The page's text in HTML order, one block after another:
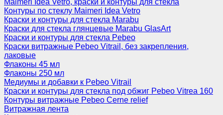
Maimeri Idea Vetro, краски и контуры для стекла
Контуры по стеклу Maimeri Idea Vetro
Краски и контуры для стекла Marabu
Краски для стекла глянцевые Marabu GlasArt
Краски и контуры для стекла Pebeo
Краски витражные Pebeo Vitrail, без закрепления,
лаковые
Флаконы 45 мл
Флаконы 250 мл
Медиумы и добавки к Pebeo Vitrail
Краски и контуры для стекла под обжиг Pebeo Vitrea 160
Контуры витражные Pebeo Cerne relief
Витражная лента